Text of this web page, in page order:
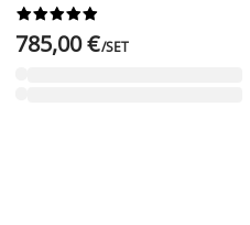






785,00 €/SET